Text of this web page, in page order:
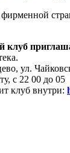
клуб
ул.
с 22 00 до 05
клуб внутри: